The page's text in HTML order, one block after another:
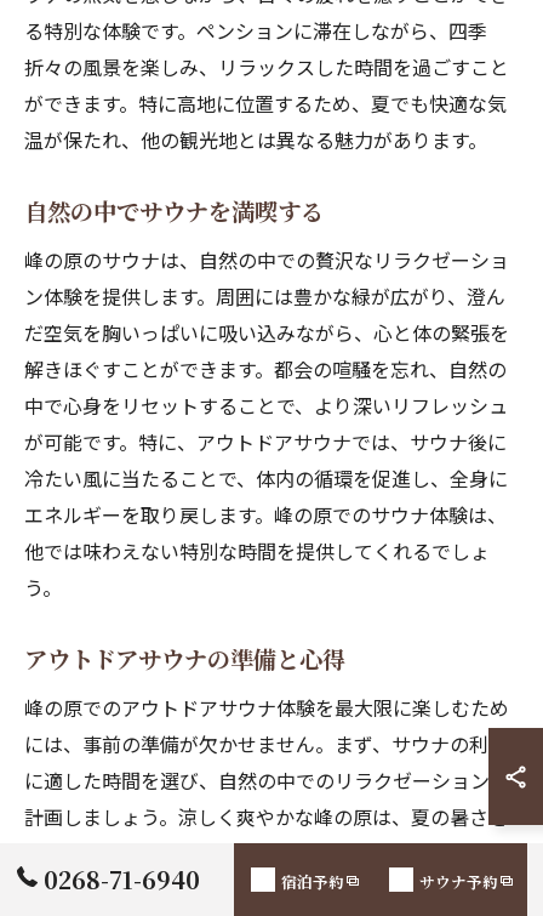
る特別な体験です。ペンションに滞在しながら、四季
折々の風景を楽しみ、リラックスした時間を過ごすこと
ができます。特に高地に位置するため、夏でも快適な気
温が保たれ、他の観光地とは異なる魅力があります。
自然の中でサウナを満喫する
峰の原のサウナは、自然の中での贅沢なリラクゼーショ
ン体験を提供します。周囲には豊かな緑が広がり、澄ん
だ空気を胸いっぱいに吸い込みながら、心と体の緊張を
解きほぐすことができます。都会の喧騒を忘れ、自然の
中で心身をリセットすることで、より深いリフレッシュ
が可能です。特に、アウトドアサウナでは、サウナ後に
冷たい風に当たることで、体内の循環を促進し、全身に
エネルギーを取り戻します。峰の原でのサウナ体験は、
他では味わえない特別な時間を提供してくれるでしょ
う。
アウトドアサウナの準備と心得
峰の原でのアウトドアサウナ体験を最大限に楽しむため
には、事前の準備が欠かせません。まず、サウナの利用
に適した時間を選び、自然の中でのリラクゼーションを
計画しましょう。涼しく爽やかな峰の原は、夏の暑さを
忘れさせてくれる場所です。サウナに入る前は、しっか
りと水分補給を行い、体調管理に留意してください。ま
0268-71-6940 宿泊予約 サウナ予約